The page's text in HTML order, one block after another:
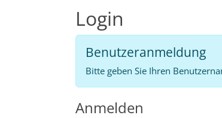
Login
Benutzeranmeldung
Bitte geben Sie Ihren
Anmelden